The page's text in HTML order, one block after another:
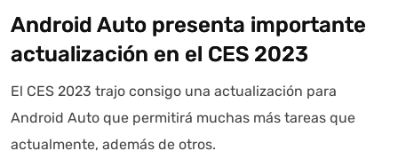
Android Auto presenta importante
actualización en el CES 2023
El CES 2023 trajo consigo una actualización para
Android Auto que permitirá muchas más tareas que
actualmente, además de otros.